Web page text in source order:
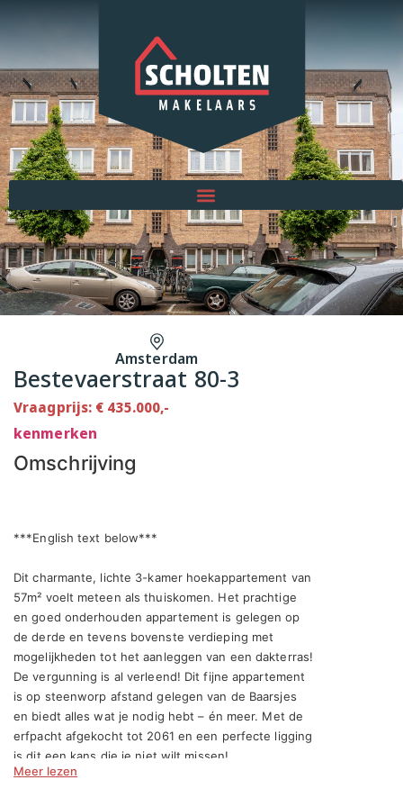
Amsterdam
Bestevaerstraat 80-3
Vraagprijs: € 435.000,-
kenmerken
Omschrijving
***English text below***
Dit charmante, lichte 3-kamer hoekappartement van
57m² voelt meteen als thuiskomen. Het prachtige
en goed onderhouden appartement is gelegen op
de derde en tevens bovenste verdieping met
mogelijkheden tot het aanleggen van een dakterras!
De vergunning is al verleend! Dit fijne appartement
is op steenworp afstand gelegen van de Baarsjes
en biedt alles wat je nodig hebt – én meer. Met de
erfpacht afgekocht tot 2061 en een perfecte ligging
is dit een kans die je niet wilt missen!
Meer lezen